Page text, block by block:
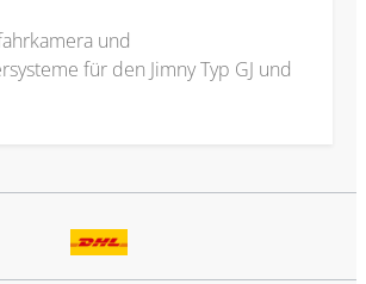
und
für den Jimny Typ GJ und